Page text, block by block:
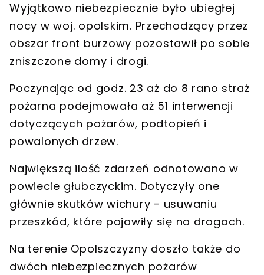
Wyjątkowo niebezpiecznie było ubiegłej
nocy w woj. opolskim. Przechodzący przez
obszar front burzowy pozostawił po sobie
zniszczone domy i drogi.
Poczynając od godz. 23 aż do 8 rano straż
pożarna podejmowała aż 51 interwencji
dotyczących pożarów, podtopień i
powalonych drzew.
Największą ilość zdarzeń odnotowano w
powiecie głubczyckim. Dotyczyły one
głównie skutków wichury - usuwaniu
przeszkód, które pojawiły się na drogach.
Na terenie Opolszczyzny doszło także do
dwóch niebezpiecznych pożarów